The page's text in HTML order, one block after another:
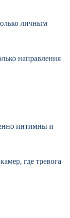
личным
направления
интимны и
где тревога